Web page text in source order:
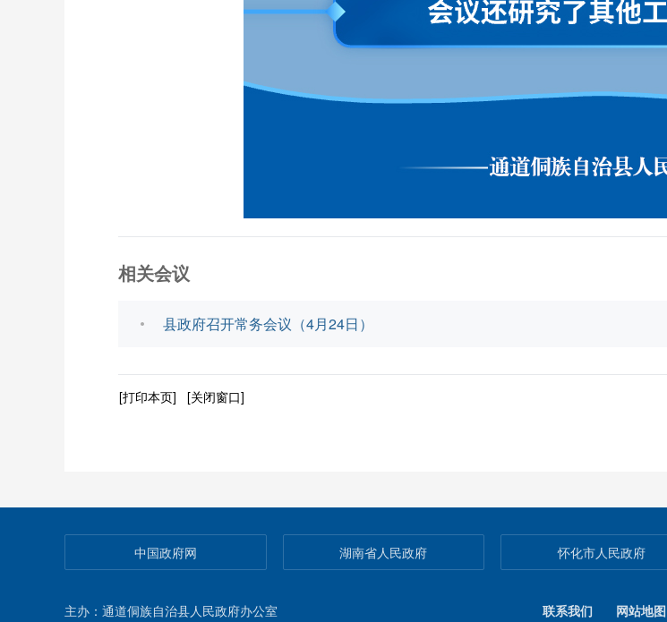
相关会议
县政府召开常务会议（4月24日）
[打印本页] [关闭窗口]
中国政府网 湖南省人民政府 怀化市人民政府
主办：通道侗族自治县人民政府办公室 联系我们 网站地图